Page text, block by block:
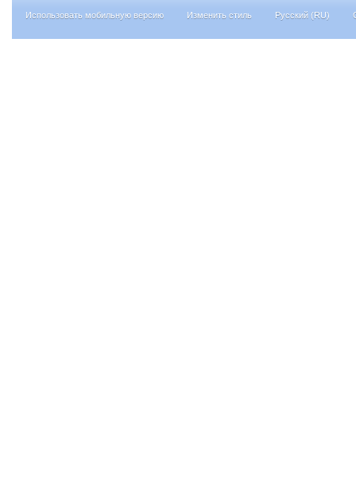
Использовать мобильную версию Изменить стиль Русский (RU)